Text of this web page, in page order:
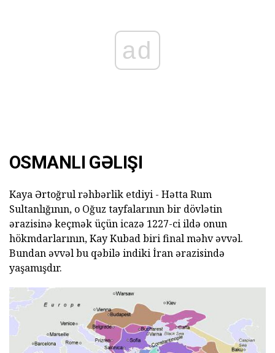
ad
OSMANLI GƏLIŞI
Kaya Ərtoğrul rəhbərlik etdiyi - Hətta Rum
Sultanlığının, o Oğuz tayfalarının bir dövlətin
ərazisinə keçmək üçün icazə 1227-ci ildə onun
hökmdarlarının, Kay Kubad biri final məhv əvvəl.
Bundan əvvəl bu qəbilə indiki İran ərazisində
yaşamışdır.